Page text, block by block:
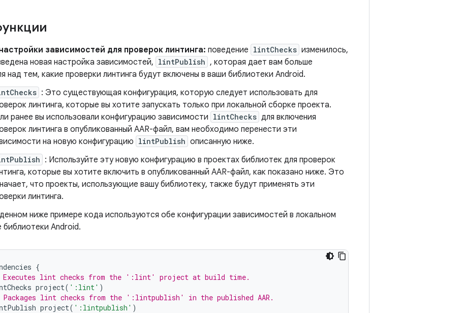
зависимостей для проверок линтинга: поведение lintChecks изменилось,
новая настройка зависимостей, lintPublish , которая дает вам больше
над тем, какие проверки линтинга будут включены в ваши библиотеки Android.
: Это существующая конфигурация, которую следует использовать для
линтинга, которые вы хотите запускать только при локальной сборке проекта.
ранее вы использовали конфигурацию зависимости lintChecks для включения
линтинга в опубликованный AAR-файл, вам необходимо перенести эти
на новую конфигурацию lintPublish описанную ниже.
: Используйте эту новую конфигурацию в проектах библиотек для проверок
которые вы хотите включить в опубликованный AAR-файл, как показано ниже. Это
что проекты, использующие вашу библиотеку, также будут применять эти
линтинга.
ниже примере кода используются обе конфигурации зависимостей в локальном
библиотеки Android.
{
lint checks from the ':lint' project at build time.
project( ':lint' )
lint checks from the ':lintpublish' in the published AAR.
project( ':lintpublish' )